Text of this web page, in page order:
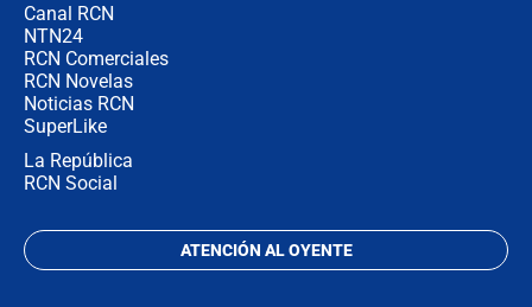
Canal RCN
NTN24
RCN Comerciales
RCN Novelas
Noticias RCN
SuperLike
La República
RCN Social
ATENCIÓN AL OYENTE